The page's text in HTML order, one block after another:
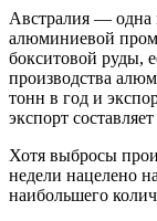
Австралия — одна
алюминиевой
бокситовой руды,
производства
тонн в год и
экспорт
Хотя выбросы
недели нацелено
наибольшего